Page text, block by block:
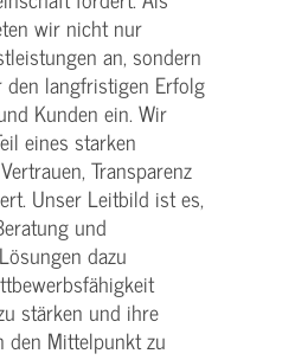
wir nicht nur
an, sondern
langfristigen Erfolg
Kunden ein. Wir
eines starken
Transparenz
Unser Leitbild ist es,
und
dazu
stärken und ihre
den Mittelpunkt zu